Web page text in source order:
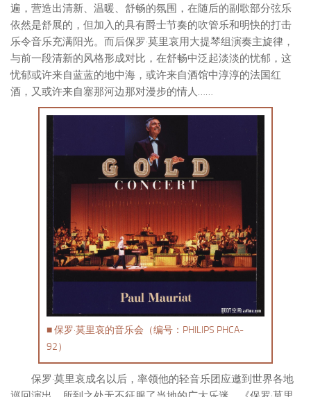
遍，营造出清新、温暖、舒畅的氛围，在随后的副歌部分弦乐
依然是舒展的，但加入的具有爵士节奏的吹管乐和明快的打击
乐令音乐充满阳光。而后保罗·莫里哀用大提琴组演奏主旋律，
与前一段清新的风格形成对比，在舒畅中泛起淡淡的忧郁，这
忧郁或许来自蓝蓝的地中海，或许来自酒馆中淳淳的法国红
酒，又或许来自塞那河边那对漫步的情人……
■ 保罗·莫里哀的音乐会（编号：PHILIPS PHCA-
92）
保罗·莫里哀成名以后，率领他的轻音乐团应邀到世界各地